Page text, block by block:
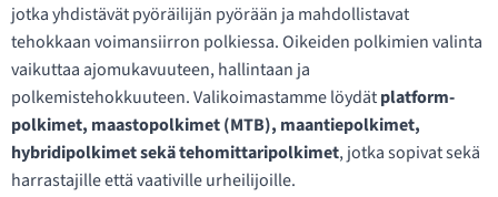
jotka yhdistävät pyöräilijän pyörään ja mahdollistavat
tehokkaan voimansiirron polkiessa. Oikeiden polkimien valinta
vaikuttaa ajomukavuuteen, hallintaan ja
polkemistehokkuuteen. Valikoimastamme löydätplatform-
polkimet, maastopolkimet (MTB), maantiepolkimet,
hybridipolkimet sekä tehomittaripolkimet, jotka sopivat sekä
harrastajille että vaativille urheilijoille.